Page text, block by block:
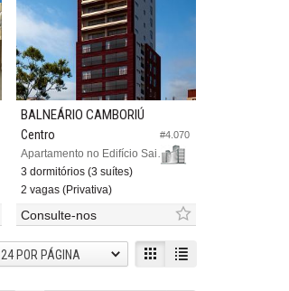
#4.070
BALNEÁRIO CAMBORIÚ
Centro
Apartamento no Edifício Saint Claire
3 dormitórios (3 suítes)
2 vagas (Privativa)
Consulte-nos
24 POR PÁGINA